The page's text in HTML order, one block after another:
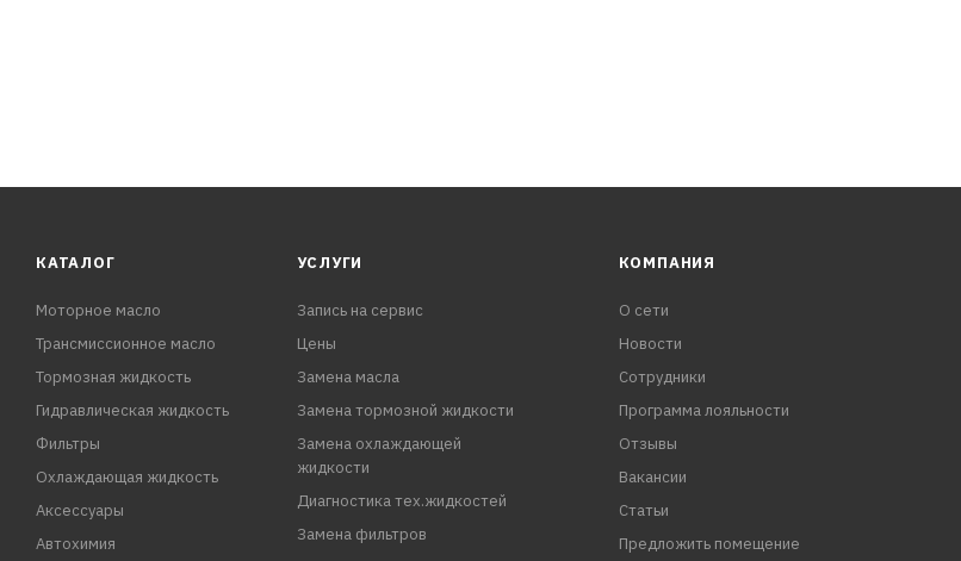
КАТАЛОГ
Моторное масло
Трансмиссионное масло
Тормозная жидкость
Гидравлическая жидкость
Фильтры
Охлаждающая жидкость
Аксессуары
Автохимия
УСЛУГИ
Запись на сервис
Цены
Замена масла
Замена тормозной жидкости
Замена охлаждающей
жидкости
Диагностика тех.жидкостей
Замена фильтров
КОМПАНИЯ
О сети
Новости
Сотрудники
Программа лояльности
Отзывы
Вакансии
Статьи
Предложить помещение